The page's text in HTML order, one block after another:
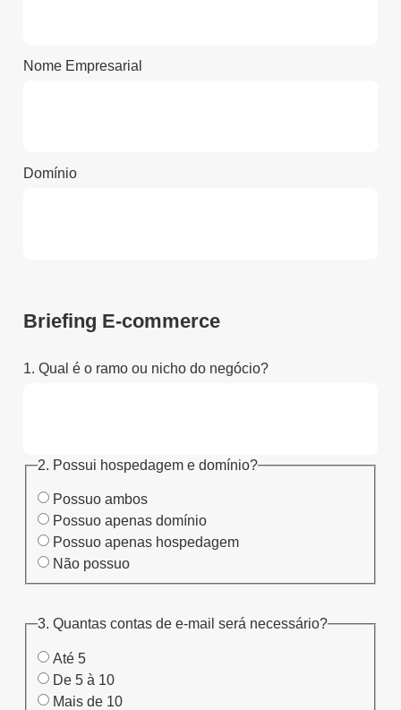
Nome Empresarial
Domínio
Briefing E-commerce
1. Qual é o ramo ou nicho do negócio?
2. Possui hospedagem e domínio?
Possuo ambos
Possuo apenas domínio
Possuo apenas hospedagem
Não possuo
3. Quantas contas de e-mail será necessário?
Até 5
De 5 à 10
Mais de 10